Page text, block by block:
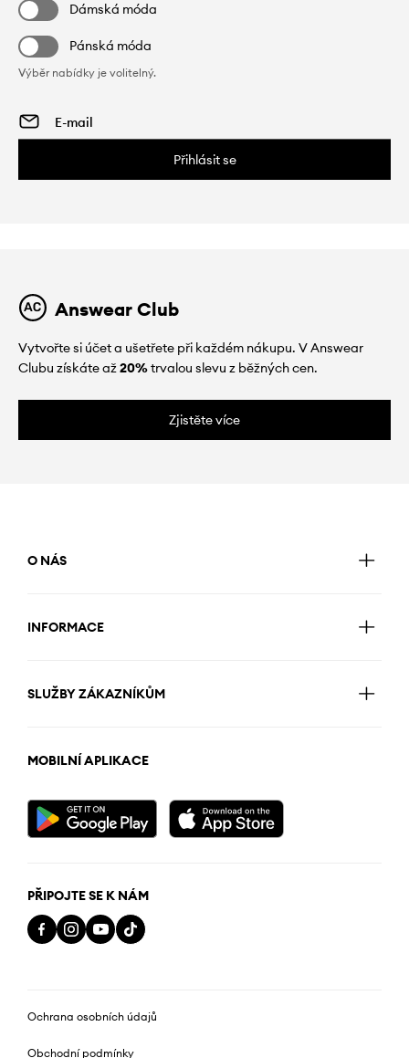
Dámská móda
Pánská móda
Výběr nabídky je volitelný.
Přihlásit se
Answear Club
Vytvořte si účet a ušetřete při každém nákupu. V Answear
Clubu získáte až20%trvalou slevu z běžných cen.
Zjistěte více
O NÁS
INFORMACE
SLUŽBY ZÁKAZNÍKŮM
MOBILNÍ APLIKACE
PŘIPOJTE SE K NÁM
Ochrana osobních údajů
Obchodní podmínky